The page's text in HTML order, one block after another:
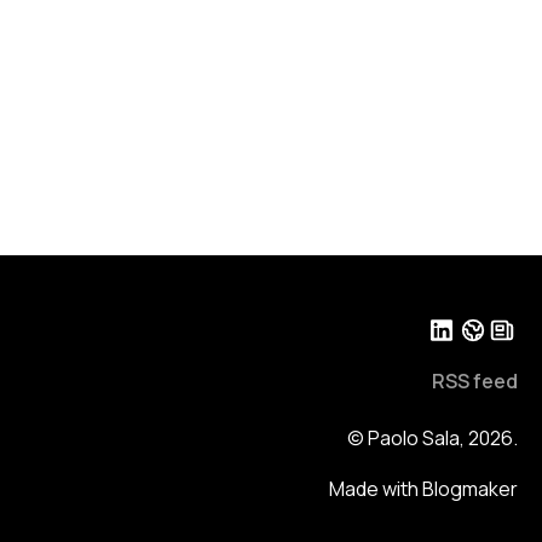
RSS feed
© Paolo Sala, 2026.
Made with Blogmaker